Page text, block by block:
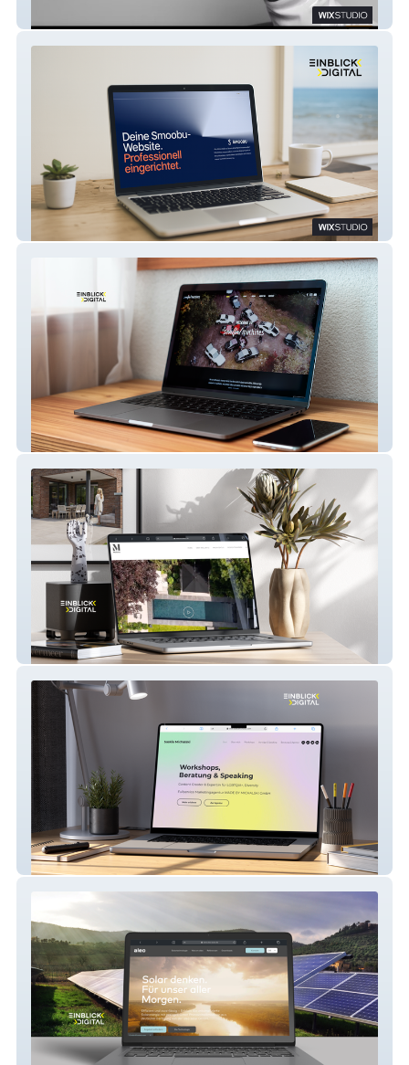
fewofy | Smoobu Partner
Soulful Machines
Mollwitz | Architektur
Saskia Michalski